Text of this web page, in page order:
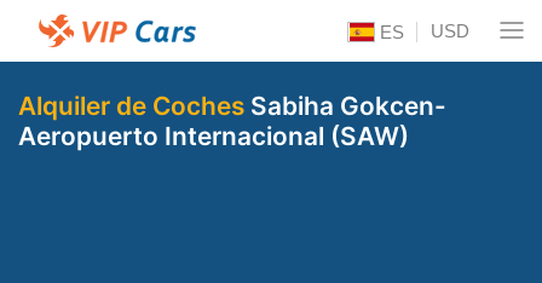
ES USD
Alquiler de Coches Sabiha Gokcen-
Aeropuerto Internacional (SAW)